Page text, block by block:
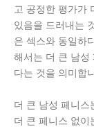
고 공정한 평가가
있음을 드러내는
은 섹스와 동일하
해서는 더 큰 남성
다는 것을 의미합
더 큰 남성 페니스
더 큰 페니스 없이